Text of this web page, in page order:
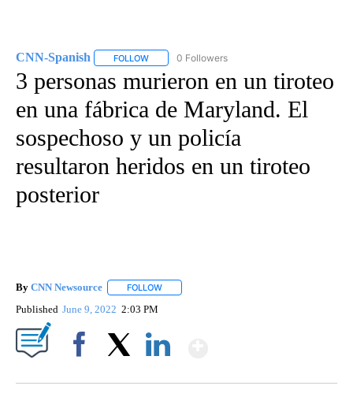
CNN-Spanish FOLLOW FOLLOW "CNN-SPANISH" TO RECEIVE
0 Followers
3 personas murieron en un tiroteo
en una fábrica de Maryland. El
sospechoso y un policía
resultaron heridos en un tiroteo
posterior
By CNN Newsource FOLLOW
Published June 9, 2022 2:03 PM